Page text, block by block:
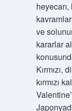
heyecan,
ve
kararlar
Kırmızı,
kırmızı